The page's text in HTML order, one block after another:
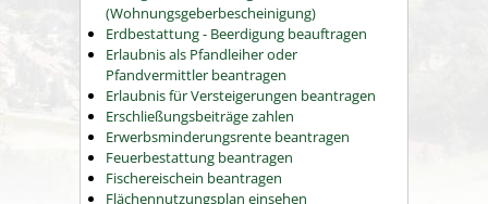
(Wohnungsgeberbescheinigung)
Erdbestattung - Beerdigung beauftragen
Erlaubnis als Pfandleiher oder
Pfandvermittler beantragen
Erlaubnis für Versteigerungen beantragen
Erschließungsbeiträge zahlen
Erwerbsminderungsrente beantragen
Feuerbestattung beantragen
Fischereischein beantragen
Flächennutzungsplan einsehen